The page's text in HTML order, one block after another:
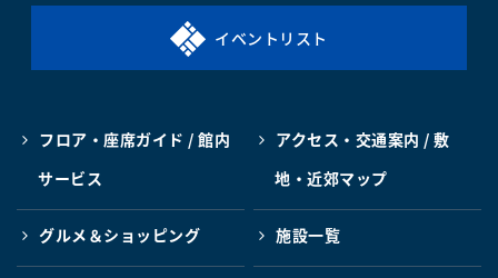
イベントリスト
フロア・座席ガイド / 館内
サービス
アクセス・交通案内 / 敷
地・近郊マップ
グルメ＆ショッピング 施設一覧